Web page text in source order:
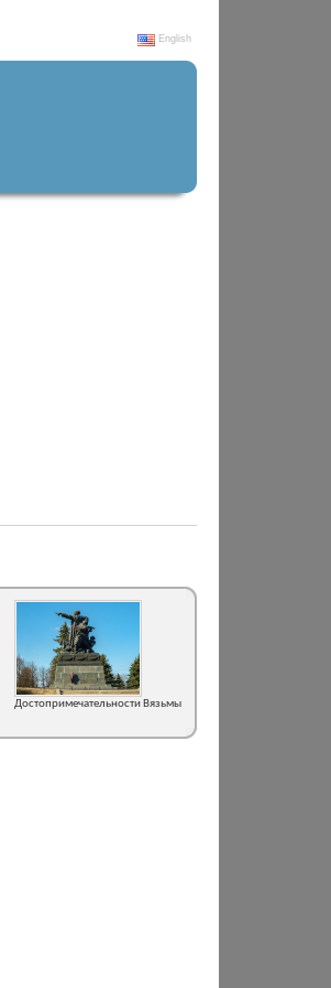
English
Достопримечательности Вязьмы